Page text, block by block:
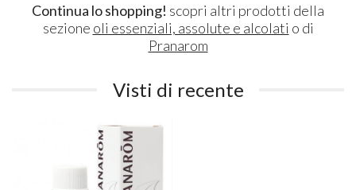
Continua lo shopping! scopri altri prodotti della
sezione oli essenziali, assolute e alcolati o di
Pranarom
Visti di recente